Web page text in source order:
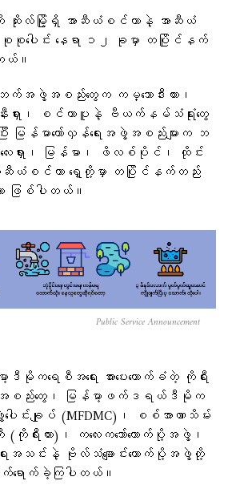
းလ်မြို့ရှိ အာဆီယံစင်တာနဲ့ အာဆီယံ
စုပေါင်း နေရာ ၁၂ ခုမှာ တပြိုင်နက်
ယ်။
က်အဖွဲ့အစည်းတွေက ကမ္ဘောဒီးယား၊
းရှား၊ စင်ကာပူနဲ့ ဗီယက်နမ်သံရုံးတွေ
မြန်မာတော်လှန်ရေးအဖွဲ့အစည်းများက ဘ
းရှား၊ မြန်မာ၊ ဖိလစ်ပိုင်၊ ထိုင်း
-အာဆီယံစင်တာ ရှေ့တို့မှာ တပြိုင်နက်တည်း
ဖြစ်ပါတယ်။
Public Service Announcement
မိုကရေစီအရေး အားပေးထောက်ခံတဲ့ ကိုရီး
စည်းတွေ၊ မြန်မာ့ဖက်ဒရယ်ဒီမိုက
ေါင်းချုပ် (MFDMC)၊ စစ်အာဏာသိမ်း
(ကိုရီးယား)၊ ကလေးကဘော်ထောက်ပို့အဖွဲ့၊
းအသင်းနဲ့ ဗိုလ်သံချောင်းထောက်ပို့အဖွဲ့တို့
ောက်ခဲ့ကြပါတယ်။